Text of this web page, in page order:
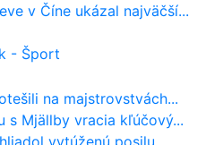
v Číne ukázal najväčší...
- Šport
na majstrovstvách...
s Mjällby vracia kľúčový...
vytúženú posilu....